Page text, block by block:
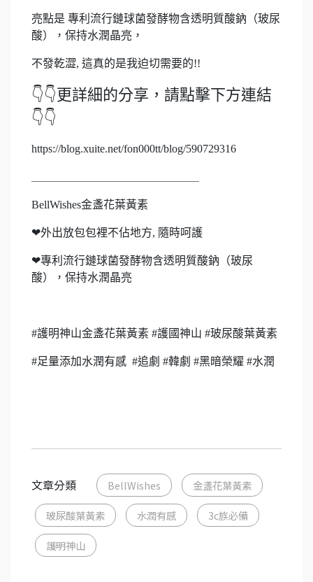
亮點是 專利流行鏈球菌發酵物含透明質酸鈉（玻尿
酸），保持水潤晶亮，
不發乾澀, 這真的是我迫切需要的!!
👇👇更詳細的分享，請點擊下方連結
👇👇
https://blog.xuite.net/fon000tt/blog/590729316
BellWishes金盞花葉黃素
❤外出放包包裡不佔地方, 隨時呵護
❤專利流行鏈球菌發酵物含透明質酸鈉（玻尿
酸），保持水潤晶亮
#護明神山金盞花葉黃素 #護國神山 #玻尿酸葉黃素
#足量添加水潤有感 #追劇 #韓劇 #黑暗榮耀 #水潤
文章分類 BellWishes 金盞花葉黃素
玻尿酸葉黃素 水潤有感 3c族必備
護明神山